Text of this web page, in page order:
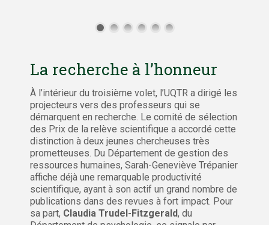
La recherche à l’honneur
À l’intérieur du troisième volet, l’UQTR a dirigé les
projecteurs vers des professeurs qui se
démarquent en recherche. Le comité de sélection
des Prix de la relève scientifique a accordé cette
distinction à deux jeunes chercheuses très
prometteuses. Du Département de gestion des
ressources humaines, Sarah-Geneviève Trépanier
affiche déjà une remarquable productivité
scientifique, ayant à son actif un grand nombre de
publications dans des revues à fort impact. Pour
sa part, Claudia Trudel-Fitzgerald, du